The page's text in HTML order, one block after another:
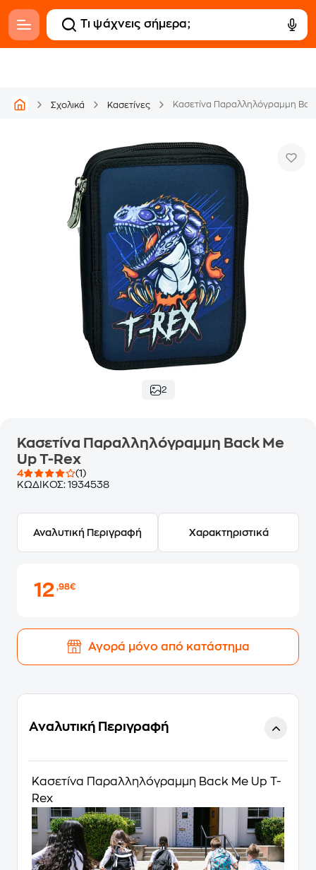
Σχολικά Κασετίνες Κασετίνα Παραλληλόγραμμη
2
Κασετίνα Παραλληλόγραμμη Back Me
Up T-Rex
4
(1)
ΚΩΔΙΚΟΣ: 1934538
Αναλυτική Περιγραφή Χαρακτηριστικά
12,98€
Αγορά μόνο από κατάστημα
Αναλυτική Περιγραφή
Κασετίνα Παραλληλόγραμμη Back Me Up T-
Rex